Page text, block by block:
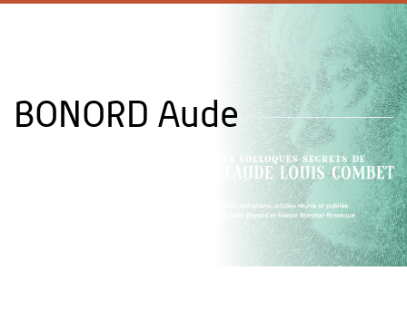
BONORD Aude